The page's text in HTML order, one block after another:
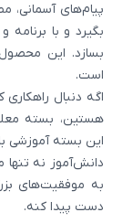
پیام‌های آسمانی،
بگیرد و با
است.
اگه دنبال
هستین، بسته
این بسته آموزشی
دانش‌آموز نه تنها
به موفقیت‌های
دست پیدا کنه.